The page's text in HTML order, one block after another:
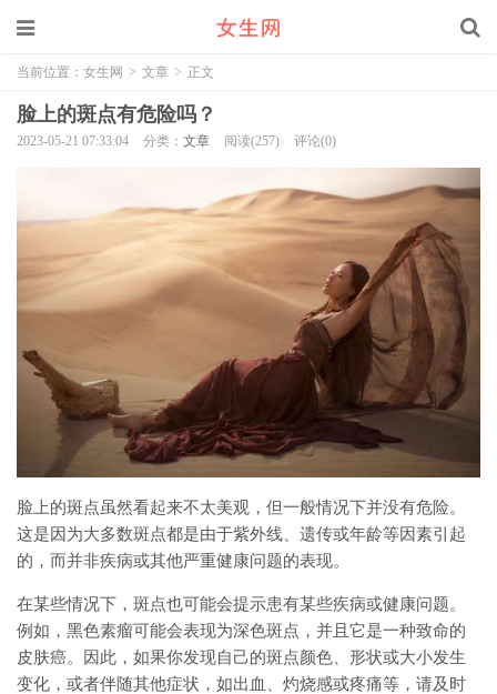
当前位置： 女生网 > 文章 > 正文
脸上的斑点有危险吗？
2023-05-21 07:33:04 分类： 文章 阅读(257) 评论(0)
脸上的斑点虽然看起来不太美观，但一般情况下并没有危险。
这是因为大多数斑点都是由于紫外线、遗传或年龄等因素引起
的，而并非疾病或其他严重健康问题的表现。
在某些情况下，斑点也可能会提示患有某些疾病或健康问题。
例如，黑色素瘤可能会表现为深色斑点，并且它是一种致命的
皮肤癌。因此，如果你发现自己的斑点颜色、形状或大小发生
变化，或者伴随其他症状，如出血、灼烧感或疼痛等，请及时